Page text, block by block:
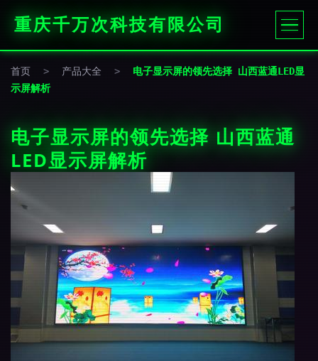
重庆千万次科技有限公司
首页 > 产品大全 >
电子显示屏的领先选择 山西蓝通LED显
示屏解析
电子显示屏的领先选择 山西蓝通
LED显示屏解析